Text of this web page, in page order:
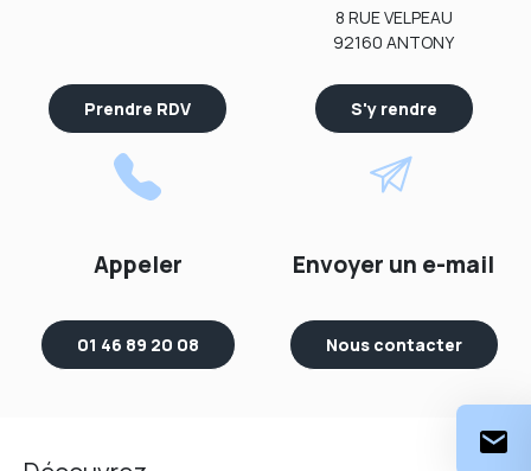
Prendre RDV
8 RUE VELPEAU
92160 ANTONY
S'y rendre
Appeler
01 46 89 20 08
Envoyer un e-mail
Nous contacter